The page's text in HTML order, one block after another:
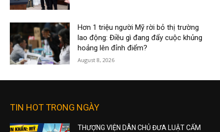
Hơn 1 triệu người Mỹ rời bỏ thị trường
lao động: Điều gì đang đẩy cuộc khủng
hoảng lên đỉnh điểm?
August 8, 2026
TIN HOT TRONG NGÀY
THƯỢNG VIỆN DÂN CHỦ ĐƯA LUẬT CẤM